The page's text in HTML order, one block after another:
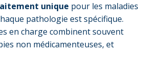
unique pour les maladies
pathologie est spécifique.
en charge combinent souvent
non médicamenteuses, et